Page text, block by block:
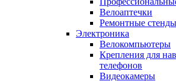
Велоаптечки
Ремонтные стенды
Электроника
Велокомпьютеры
Крепления для
телефонов
Видеокамеры